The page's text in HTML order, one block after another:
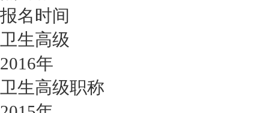
报名时间
卫生高级
2016年
卫生高级职称